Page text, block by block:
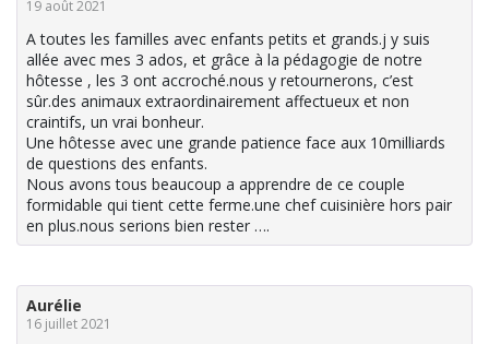
19 août 2021
A toutes les familles avec enfants petits et grands.j y suis
allée avec mes 3 ados, et grâce à la pédagogie de notre
hôtesse , les 3 ont accroché.nous y retournerons, c’est
sûr.des animaux extraordinairement affectueux et non
craintifs, un vrai bonheur.
Une hôtesse avec une grande patience face aux 10milliards
de questions des enfants.
Nous avons tous beaucoup a apprendre de ce couple
formidable qui tient cette ferme.une chef cuisinière hors pair
en plus.nous serions bien rester ….
Aurélie
16 juillet 2021